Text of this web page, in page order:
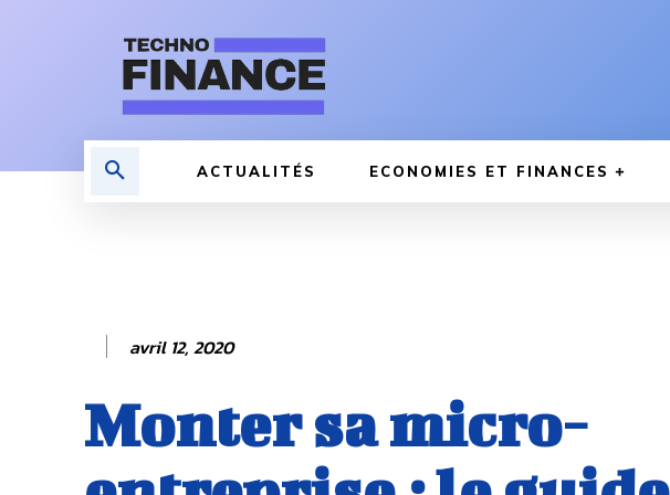
ACTUALITÉS ECONOMIES ET FINANCES
avril 12, 2020
Monter sa micro-